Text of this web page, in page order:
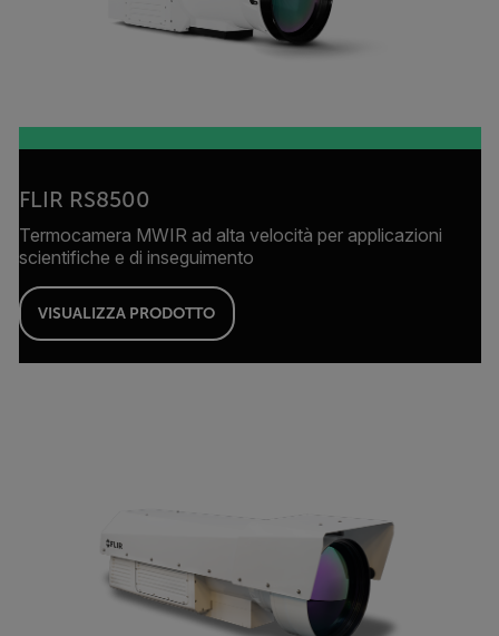
FLIR RS8500
Termocamera MWIR ad alta velocità per applicazioni
scientifiche e di inseguimento
VISUALIZZA PRODOTTO